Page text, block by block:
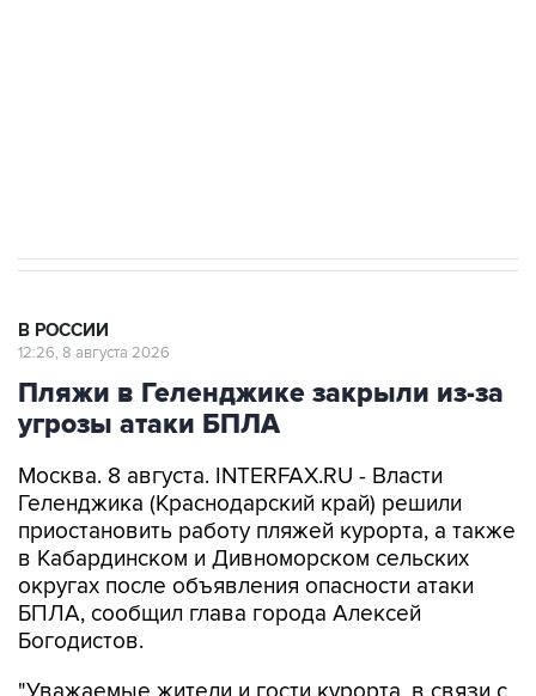
В РОССИИ
12:26, 8 августа 2026
Пляжи в Геленджике закрыли из-за
угрозы атаки БПЛА
Москва. 8 августа. INTERFAX.RU - Власти
Геленджика (Краснодарский край) решили
приостановить работу пляжей курорта, а также
в Кабардинском и Дивноморском сельских
округах после объявления опасности атаки
БПЛА, сообщил глава города Алексей
Богодистов.